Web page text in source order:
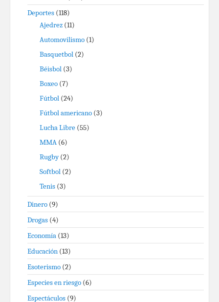
Deportes (118)
Ajedrez (11)
Automovilismo (1)
Basquetbol (2)
Béisbol (3)
Boxeo (7)
Fútbol (24)
Fútbol americano (3)
Lucha Libre (55)
MMA (6)
Rugby(2)
Softbol (2)
Tenis (3)
Dinero (9)
Drogas (4)
Economía (13)
Educación (13)
Esoterismo (2)
Especies en riesgo (6)
Espectáculos (9)